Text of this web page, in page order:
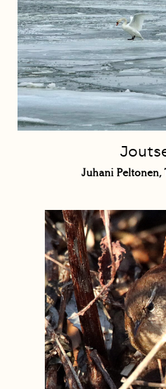
Juhani Peltonen,